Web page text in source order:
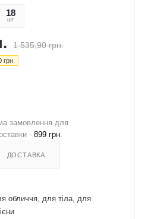
39
сек
18
шт
1 535,90грн.
грн.
замовлення для
- 899 грн.
ДОСТАВКА
обличчя, для тіла, для